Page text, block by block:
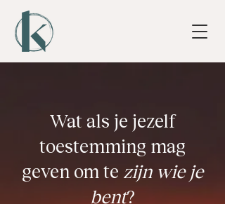
Wat als je jezelf
toestemming mag
geven om te zijn wie je
bent?